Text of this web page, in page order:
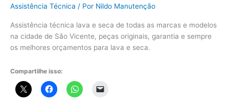
Assistência Técnica / Por Nildo Manutenção
Assistência técnica lava e seca de todas as marcas e modelos
na cidade de São Vicente, peças originais, garantia e sempre
os melhores orçamentos para lava e seca.
Compartilhe isso: